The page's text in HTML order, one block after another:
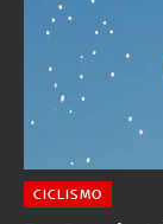
CICLISMO